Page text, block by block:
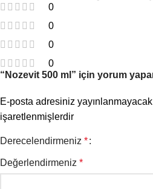
0
0
0
0
“Nozevit 500 ml” için yorum
E-posta adresiniz
işaretlenmişlerdir
Derecelendirmeniz *
Değerlendirmeniz *